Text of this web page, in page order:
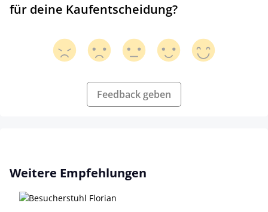
für deine Kaufentscheidung?
Feedback geben
Produktgalerie überspringen
Weitere Empfehlungen